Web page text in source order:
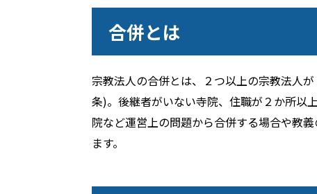
合併とは
宗教法人の合併とは、２つ以上の宗教法人
条)。後継者がいない寺院、住職が２か所以
院など運営上の問題から合併する場合や教
ます。